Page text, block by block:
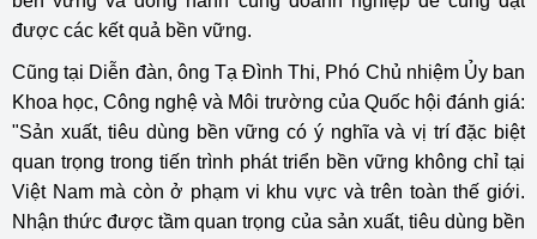
được các kết quả bền vững.
Cũng tại Diễn đàn, ông Tạ Đình Thi, Phó Chủ nhiệm Ủy ban
Khoa học, Công nghệ và Môi trường của Quốc hội đánh giá:
"Sản xuất, tiêu dùng bền vững có ý nghĩa và vị trí đặc biệt
quan trọng trong tiến trình phát triển bền vững không chỉ tại
Việt Nam mà còn ở phạm vi khu vực và trên toàn thế giới.
Nhận thức được tầm quan trọng của sản xuất, tiêu dùng bền